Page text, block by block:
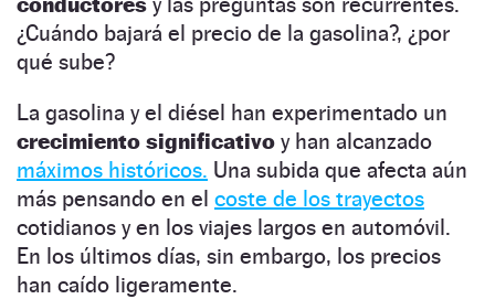
¿Cuándo bajará el precio de la gasolina?, ¿por
qué sube?
La gasolina y el diésel han experimentado un
crecimiento significativo y han alcanzado
máximos históricos. Una subida que afecta aún
más pensando en el coste de los trayectos
cotidianos y en los viajes largos en automóvil.
En los últimos días, sin embargo, los precios
han caído ligeramente.